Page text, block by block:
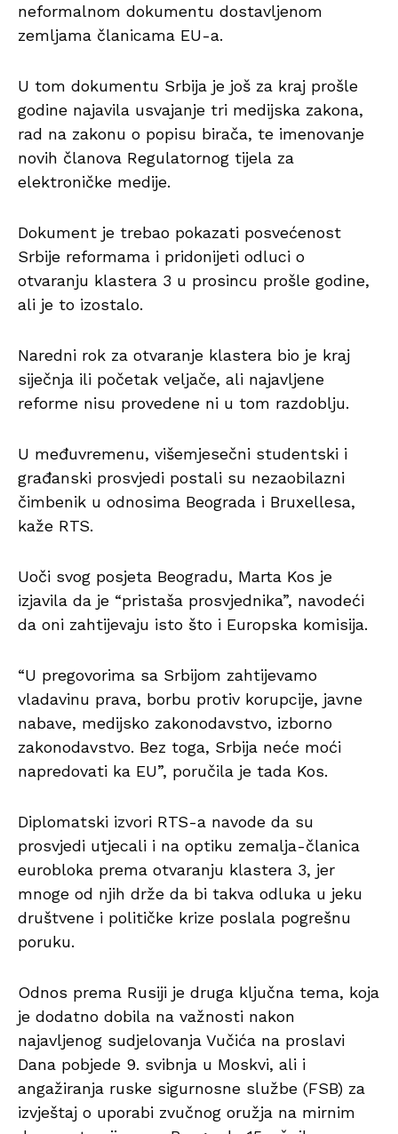
neformalnom dokumentu dostavljenom
zemljama članicama EU-a.
U tom dokumentu Srbija je još za kraj prošle
godine najavila usvajanje tri medijska zakona,
rad na zakonu o popisu birača, te imenovanje
novih članova Regulatornog tijela za
elektroničke medije.
Dokument je trebao pokazati posvećenost
Srbije reformama i pridonijeti odluci o
otvaranju klastera 3 u prosincu prošle godine,
ali je to izostalo.
Naredni rok za otvaranje klastera bio je kraj
siječnja ili početak veljače, ali najavljene
reforme nisu provedene ni u tom razdoblju.
U međuvremenu, višemjesečni studentski i
građanski prosvjedi postali su nezaobilazni
čimbenik u odnosima Beograda i Bruxellesa,
kaže RTS.
Uoči svog posjeta Beogradu, Marta Kos je
izjavila da je “pristaša prosvjednika”, navodeći
da oni zahtijevaju isto što i Europska komisija.
“U pregovorima sa Srbijom zahtijevamo
vladavinu prava, borbu protiv korupcije, javne
nabave, medijsko zakonodavstvo, izborno
zakonodavstvo. Bez toga, Srbija neće moći
napredovati ka EU”, poručila je tada Kos.
Diplomatski izvori RTS-a navode da su
prosvjedi utjecali i na optiku zemalja-članica
eurobloka prema otvaranju klastera 3, jer
mnoge od njih drže da bi takva odluka u jeku
društvene i političke krize poslala pogrešnu
poruku.
Odnos prema Rusiji je druga ključna tema, koja
je dodatno dobila na važnosti nakon
najavljenog sudjelovanja Vučića na proslavi
Dana pobjede 9. svibnja u Moskvi, ali i
angažiranja ruske sigurnosne službe (FSB) za
izvještaj o uporabi zvučnog oružja na mirnim